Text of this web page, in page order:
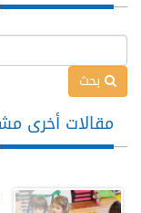
بحث
مقالات أخرى